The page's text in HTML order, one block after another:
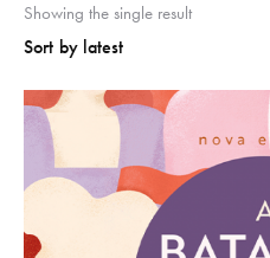
Showing the single result